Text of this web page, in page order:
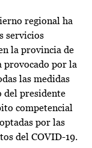
regional ha
servicios
la provincia de
provocado por la
las medidas
del presidente
competencial
por las
del COVID-19.